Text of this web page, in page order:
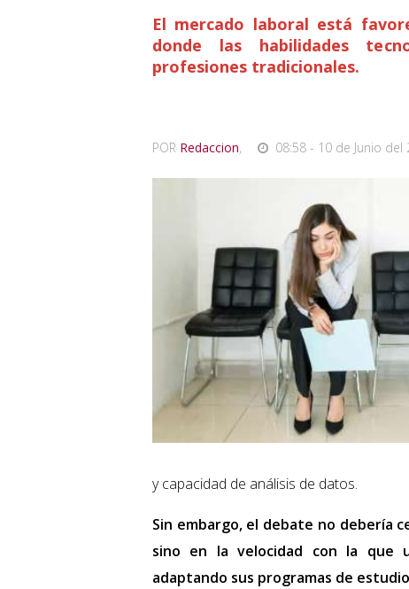
El mercado laboral está
donde las habilidades
profesiones tradicionales.
POR Redaccion, 08:58 - 10 de Junio del
y capacidad de análisis de datos.
Sin embargo, el debate no debería
sino en la velocidad con la que
adaptando sus programas de